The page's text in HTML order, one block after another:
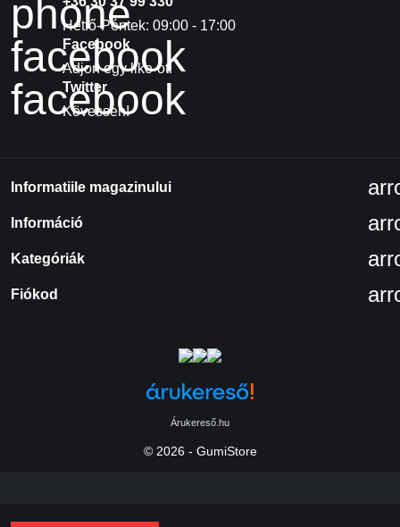
phone
Hétfő-Péntek: 09:00 - 17:00
facebook
Facebook
Adjon egy like-ot!
facebook
Twitter
Kövessen!
Informatiile magazinului
Információ
Kategóriák
Fiókod
Árukereső.hu
© 2026 - GumiStore